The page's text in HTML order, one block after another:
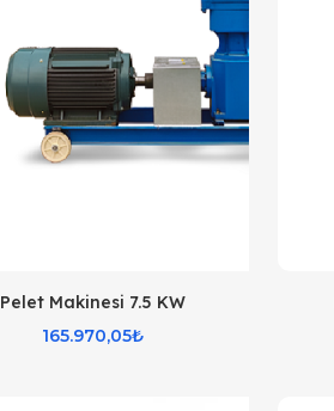
Pelet Makinesi 7.5 KW
165.970,05₺